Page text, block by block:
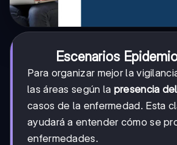
Escenarios
Para organizar mejor la
las áreas según la presencia
casos de la enfermedad. Esta
ayudará a entender cómo se
enfermedades.